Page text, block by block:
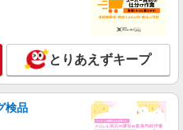
任者研修・未経験：時給1,320
修・経験者：時給1,350円〜 ◆介
験者は3ヶ月以上 ※
★週払いOK（規定あ
など、お好きな勤務地をお選び
詳細を見る
とりあえずキープ
検品